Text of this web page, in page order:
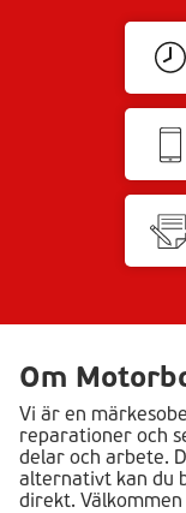
Om
Vi är en
reparationer och
delar och arbete.
alternativt kan du
direkt.